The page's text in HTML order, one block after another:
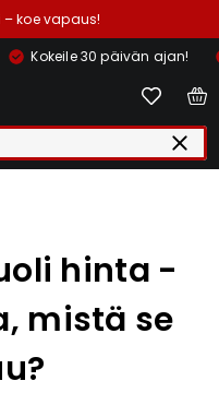
koe vapaus!
Kokeile 30 päivän ajan!
hinta -
mistä se